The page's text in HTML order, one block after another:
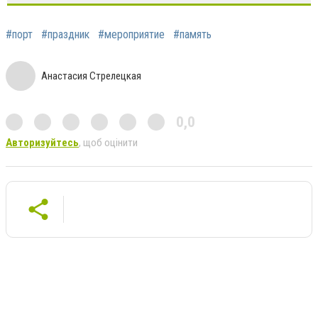
#порт #праздник #мероприятие #память
Анастасия Стрелецкая
0,0
Авторизуйтесь, щоб оцінити